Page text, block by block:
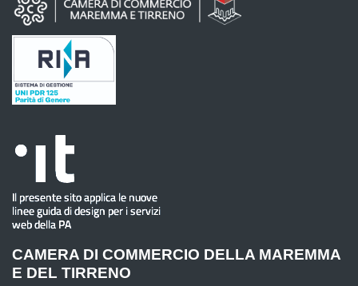
CAMERA DI COMMERCIO DELLA MAREMMA
E DEL TIRRENO